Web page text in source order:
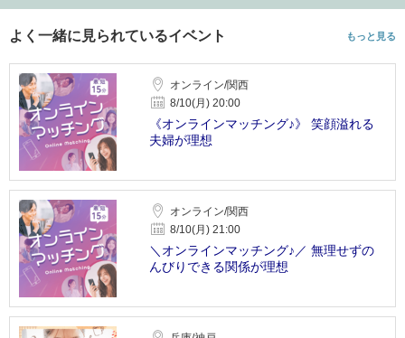
よく一緒に見られているイベント もっと見る
オンライン/関西
8/10(月) 20:00
《オンラインマッチング♪》 笑顔溢れる
夫婦が理想
オンライン/関西
8/10(月) 21:00
＼オンラインマッチング♪／ 無理せずの
んびりできる関係が理想